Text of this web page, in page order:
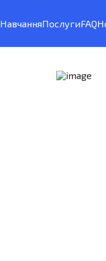
НавчанняПослугиFAQ